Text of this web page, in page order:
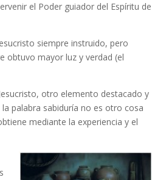
el Poder guiador del Espíritu de
siempre instruido, pero
obtuvo mayor luz y verdad (el
otro elemento destacado y
palabra sabiduría no es otro cosa
mediante la experiencia y el